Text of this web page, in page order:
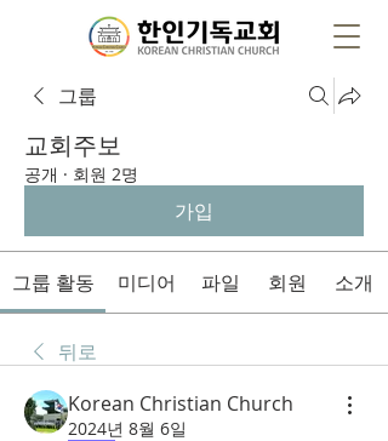
그룹
교회주보
공개 · 회원 2명
가입
그룹 활동 미디어 파일 회원 소개
뒤로
Korean Christian Church
2024년 8월 6일